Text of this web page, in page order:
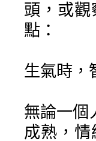
頭，或
點：
生氣時，
無論一個
成熟，